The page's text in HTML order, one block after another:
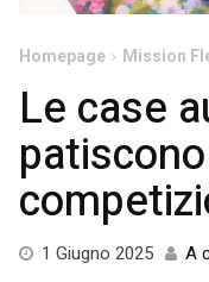
Homepage Mission
Le case
1 Giugno 20255
A